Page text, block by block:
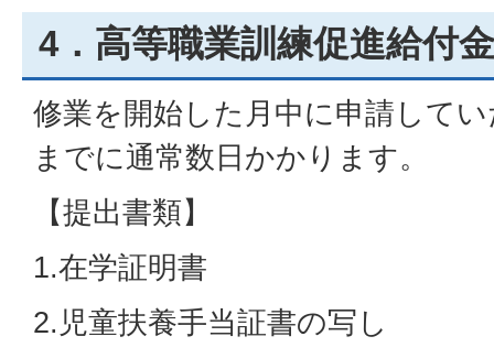
4．高等職業訓練促進給付
修業を開始した月中に申請して
までに通常数日かかります。
【提出書類】
1.在学証明書
2.児童扶養手当証書の写し